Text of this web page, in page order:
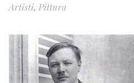
Artisti, Pittura